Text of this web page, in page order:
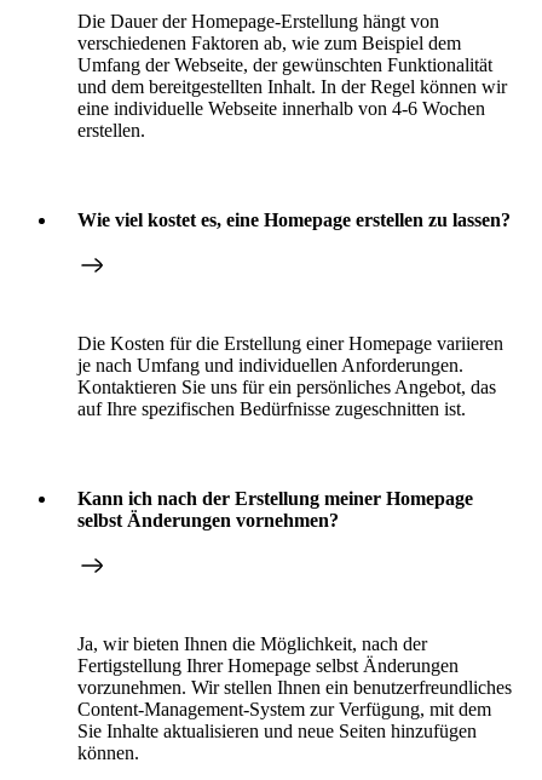
Die Dauer der Homepage-Erstellung hängt von
verschiedenen Faktoren ab, wie zum Beispiel dem
Umfang der Webseite, der gewünschten Funktionalität
und dem bereitgestellten Inhalt. In der Regel können wir
eine individuelle Webseite innerhalb von 4-6 Wochen
erstellen.
Wie viel kostet es, eine Homepage erstellen zu lassen?
Die Kosten für die Erstellung einer Homepage variieren
je nach Umfang und individuellen Anforderungen.
Kontaktieren Sie uns für ein persönliches Angebot, das
auf Ihre spezifischen Bedürfnisse zugeschnitten ist.
Kann ich nach der Erstellung meiner Homepage
selbst Änderungen vornehmen?
Ja, wir bieten Ihnen die Möglichkeit, nach der
Fertigstellung Ihrer Homepage selbst Änderungen
vorzunehmen. Wir stellen Ihnen ein benutzerfreundliches
Content-Management-System zur Verfügung, mit dem
Sie Inhalte aktualisieren und neue Seiten hinzufügen
können.